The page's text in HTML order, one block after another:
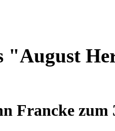
"August
Francke zum